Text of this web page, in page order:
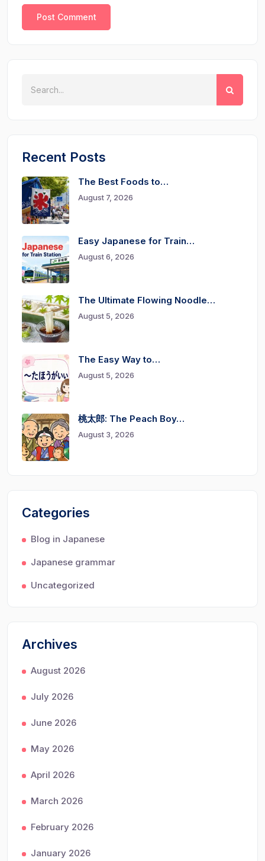
Recent Posts
The Best Foods to…
August 7, 2026
Easy Japanese for Train…
August 6, 2026
The Ultimate Flowing Noodle…
August 5, 2026
The Easy Way to…
August 5, 2026
桃太郎: The Peach Boy…
August 3, 2026
Categories
Blog in Japanese
Japanese grammar
Uncategorized
Archives
August 2026
July 2026
June 2026
May 2026
April 2026
March 2026
February 2026
January 2026